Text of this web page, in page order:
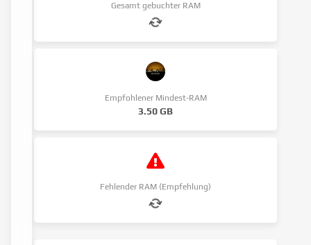
Gesamt gebuchter RAM
Empfohlener Mindest-RAM
3.50 GB
Fehlender RAM (Empfehlung)